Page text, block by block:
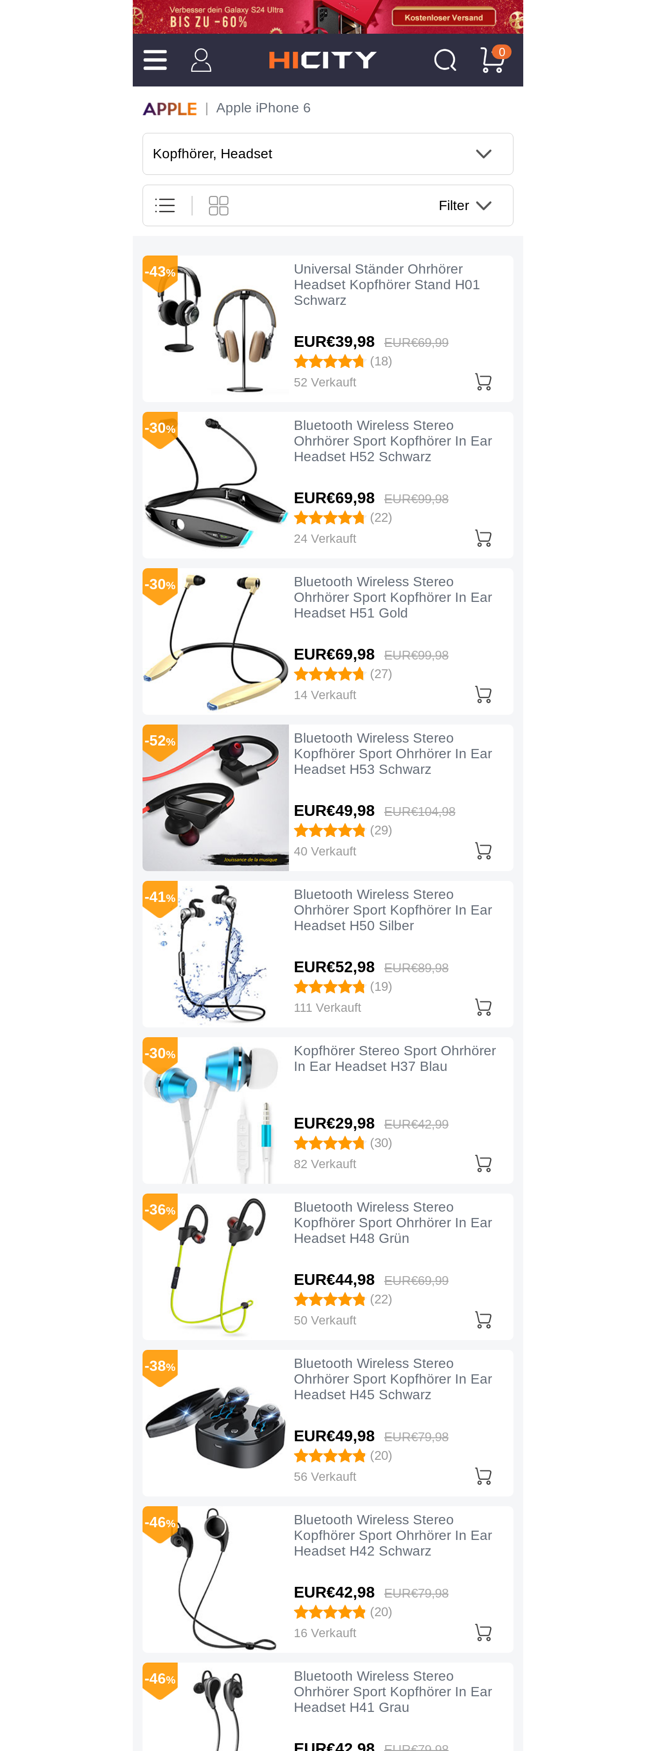
0
Apple iPhone 6
Kopfhörer, Headset
Filter
Universal Ständer Ohrhörer
Headset Kopfhörer Stand H01
Schwarz
EUR€39,98 EUR€69,99
-43%
(18)
52 Verkauft
Bluetooth Wireless Stereo
Ohrhörer Sport Kopfhörer In Ear
Headset H52 Schwarz
EUR€69,98 EUR€99,98
-30%
(22)
24 Verkauft
Bluetooth Wireless Stereo
Ohrhörer Sport Kopfhörer In Ear
Headset H51 Gold
EUR€69,98 EUR€99,98
-30%
(27)
14 Verkauft
Bluetooth Wireless Stereo
Kopfhörer Sport Ohrhörer In Ear
Headset H53 Schwarz
EUR€49,98 EUR€104,98
-52%
(29)
40 Verkauft
Bluetooth Wireless Stereo
Ohrhörer Sport Kopfhörer In Ear
Headset H50 Silber
EUR€52,98 EUR€89,98
-41%
(19)
111 Verkauft
Kopfhörer Stereo Sport Ohrhörer
In Ear Headset H37 Blau
EUR€29,98 EUR€42,99
-30%
(30)
82 Verkauft
Bluetooth Wireless Stereo
Kopfhörer Sport Ohrhörer In Ear
Headset H48 Grün
EUR€44,98 EUR€69,99
-36%
(22)
50 Verkauft
Bluetooth Wireless Stereo
Ohrhörer Sport Kopfhörer In Ear
Headset H45 Schwarz
EUR€49,98 EUR€79,98
-38%
(20)
56 Verkauft
Bluetooth Wireless Stereo
Kopfhörer Sport Ohrhörer In Ear
Headset H42 Schwarz
EUR€42,98 EUR€79,98
-46%
(20)
16 Verkauft
Bluetooth Wireless Stereo
Ohrhörer Sport Kopfhörer In Ear
Headset H41 Grau
-46%